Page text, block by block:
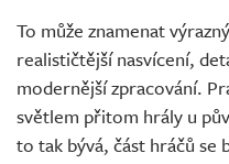
To může znamenat
realističtější nasvícení,
modernější zpracování.
světlem přitom hrály u
to tak bývá, část hráčů se